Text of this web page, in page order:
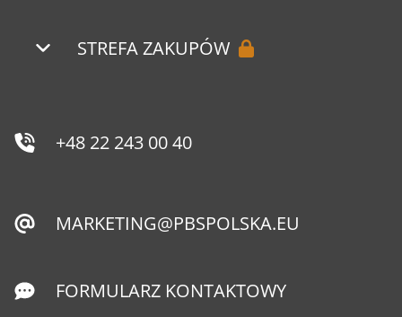
STREFA ZAKUPÓW
+48 22 243 00 40
MARKETING@PBSPOLSKA.EU
FORMULARZ KONTAKTOWY